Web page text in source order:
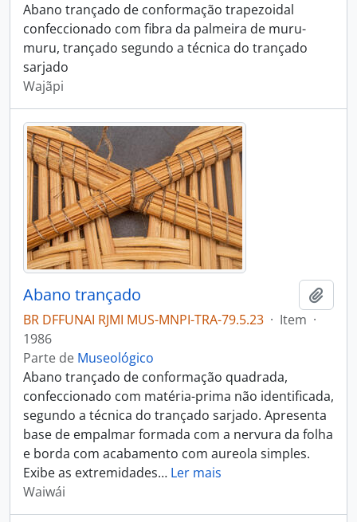
Abano trançado de conformação trapezoidal
confeccionado com fibra da palmeira de muru-
muru, trançado segundo a técnica do trançado
sarjado
Wajãpi
Abano trançado
BR DFFUNAI RJMI MUS-MNPI-TRA-79.5.23 · Item ·
1986
Parte de Museológico
Abano trançado de conformação quadrada,
confeccionado com matéria-prima não identificada,
segundo a técnica do trançado sarjado. Apresenta
base de empalmar formada com a nervura da folha
e borda com acabamento com aureola simples.
Exibe as extremidades… Ler mais
Waiwái